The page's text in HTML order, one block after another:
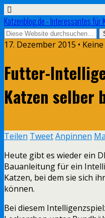
Katzenblog.de - Interessantes für
17. Dezember 2015 •
Futter-
Katzen selber
Teilen TweetAnpinnen
Heute gibt es wieder ein
Bauanleitung für ein
Katzen, bei dem sie sich
können.
Bei diesem